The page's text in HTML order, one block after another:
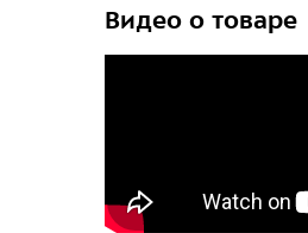
Видео о товаре